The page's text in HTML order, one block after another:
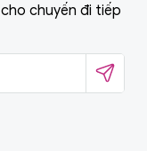
cho chuyến đi tiếp